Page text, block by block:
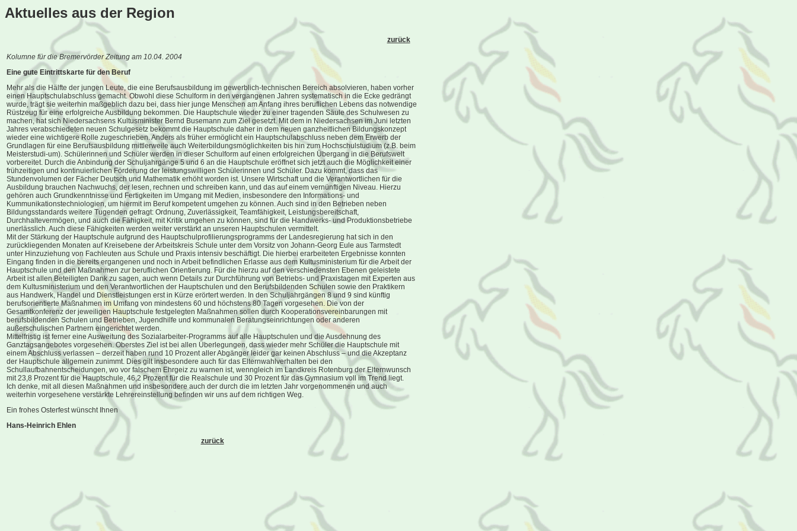
Aktuelles aus der Region
zurück
Kolumne für die Bremervörder Zeitung am 10.04. 2004
Eine gute Eintrittskarte für den Beruf
Mehr als die Hälfte der jungen Leute, die eine Berufsausbildung im gewerblich-technischen Bereich absolvieren, haben vorher
einen Hauptschulabschluss gemacht. Obwohl diese Schulform in den vergangenen Jahren systematisch in die Ecke gedrängt
wurde, trägt sie weiterhin maßgeblich dazu bei, dass hier junge Menschen am Anfang ihres beruflichen Lebens das notwendige
Rüstzeug für eine erfolgreiche Ausbildung bekommen. Die Hauptschule wieder zu einer tragenden Säule des Schulwesen zu
machen, hat sich Niedersachsens Kultusminister Bernd Busemann zum Ziel gesetzt. Mit dem in Niedersachsen im Juni letzten
Jahres verabschiedeten neuen Schulgesetz bekommt die Hauptschule daher in dem neuen ganzheitlichen Bildungskonzept
wieder eine wichtigere Rolle zugeschrieben. Anders als früher ermöglicht ein Hauptschulabschluss neben dem Erwerb der
Grundlagen für eine Berufsausbildung mittlerweile auch Weiterbildungsmöglichkeiten bis hin zum Hochschulstudium (z.B. beim
Meisterstudi-um). Schülerinnen und Schüler werden in dieser Schulform auf einen erfolgreichen Übergang in die Berufswelt
vorbereitet. Durch die Anbindung der Schuljahrgänge 5 und 6 an die Hauptschule eröffnet sich jetzt auch die Möglichkeit einer
frühzeitigen und kontinuierlichen Förderung der leistungswilligen Schülerinnen und Schüler. Dazu kommt, dass das
Stundenvolumen der Fächer Deutsch und Mathematik erhöht worden ist. Unsere Wirtschaft und die Verantwortlichen für die
Ausbildung brauchen Nachwuchs, der lesen, rechnen und schreiben kann, und das auf einem vernünftigen Niveau. Hierzu
gehören auch Grundkenntnisse und Fertigkeiten im Umgang mit Medien, insbesondere den Informations- und
Kummunikationstechniologien, um hiermit im Beruf kompetent umgehen zu können. Auch sind in den Betrieben neben
Bildungsstandards weitere Tugenden gefragt: Ordnung, Zuverlässigkeit, Teamfähigkeit, Leistungsbereitschaft,
Durchhaltevermögen, und auch die Fähigkeit, mit Kritik umgehen zu können, sind für die Handwerks- und Produktionsbetriebe
unerlässlich. Auch diese Fähigkeiten werden weiter verstärkt an unseren Hauptschulen vermittelt.
Mit der Stärkung der Hauptschule aufgrund des Hauptschulprofilierungsprogramms der Landesregierung hat sich in den
zurückliegenden Monaten auf Kreisebene der Arbeitskreis Schule unter dem Vorsitz von Johann-Georg Eule aus Tarmstedt
unter Hinzuziehung von Fachleuten aus Schule und Praxis intensiv beschäftigt. Die hierbei erarbeiteten Ergebnisse konnten
Eingang finden in die bereits ergangenen und noch in Arbeit befindlichen Erlasse aus dem Kultusministerium für die Arbeit der
Hauptschule und den Maßnahmen zur beruflichen Orientierung. Für die hierzu auf den verschiedensten Ebenen geleistete
Arbeit ist allen Beteiligten Dank zu sagen, auch wenn Details zur Durchführung von Betriebs- und Praxistagen mit Experten aus
dem Kultusministerium und den Verantwortlichen der Hauptschulen und den Berufsbildenden Schulen sowie den Praktikern
aus Handwerk, Handel und Dienstleistungen erst in Kürze erörtert werden. In den Schuljahrgängen 8 und 9 sind künftig
berufsorientierte Maßnahmen im Umfang von mindestens 60 und höchstens 80 Tagen vorgesehen. Die von der
Gesamtkonferenz der jeweiligen Hauptschule festgelegten Maßnahmen sollen durch Kooperationsvereinbarungen mit
berufsbildenden Schulen und Betrieben, Jugendhilfe und kommunalen Beratungseinrichtungen oder anderen
außerschulischen Partnern eingerichtet werden.
Mittelfristig ist ferner eine Ausweitung des Sozialarbeiter-Programms auf alle Hauptschulen und die Ausdehnung des
Ganztagsangebotes vorgesehen. Oberstes Ziel ist bei allen Überlegungen, dass wieder mehr Schüler die Hauptschule mit
einem Abschluss verlassen – derzeit haben rund 10 Prozent aller Abgänger leider gar keinen Abschluss – und die Akzeptanz
der Hauptschule allgemein zunimmt. Dies gilt insbesondere auch für das Elternwahlverhalten bei den
Schullaufbahnentscheidungen, wo vor falschem Ehrgeiz zu warnen ist, wenngleich im Landkreis Rotenburg der Elternwunsch
mit 23,8 Prozent für die Hauptschule, 46,2 Prozent für die Realschule und 30 Prozent für das Gymnasium voll im Trend liegt.
Ich denke, mit all diesen Maßnahmen und insbesondere auch der durch die im letzten Jahr vorgenommenen und auch
weiterhin vorgesehene verstärkte Lehrereinstellung befinden wir uns auf dem richtigen Weg.
Ein frohes Osterfest wünscht Ihnen
Hans-Heinrich Ehlen
zurück